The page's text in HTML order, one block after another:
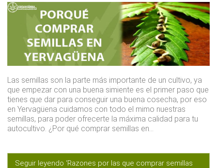
Las semillas son la parte más importante de un cultivo, ya
que empezar con una buena simiente es el primer paso que
tienes que dar para conseguir una buena cosecha, por eso
en Yervagüena cuidamos con todo el mimo nuestras
semillas, para poder ofrecerte la máxima calidad para tu
autocultivo. ¿Por qué comprar semillas en…
Seguir leyendo ‘Razones por las que comprar semillas